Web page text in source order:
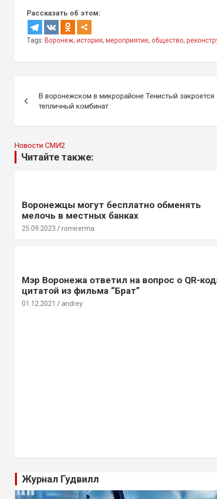
Рассказать об этом:
Tags: Воронеж, история, мероприятие, общество,
по
записям
В воронежском в микрорайоне Тенистый закроется
тепличный комбинат
Новости СМИ2
Читайте также:
Воронежцы могут бесплатно обменять
мелочь в местных банках
25.09.2023 romirerma
Мэр Воронежа ответил на вопрос о QR-
цитатой из фильма “Брат”
01.12.2021 andrey
Журнал Гудвилл